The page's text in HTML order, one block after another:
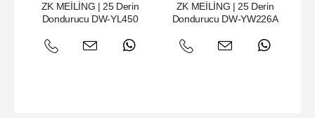
ZK MEİLİNG | 25 Derin
Dondurucu DW-YL450
ZK MEİLİNG | 25 Derin
Dondurucu DW-YW226A